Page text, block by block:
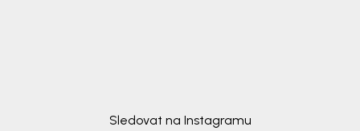
Sledovat na Instagramu